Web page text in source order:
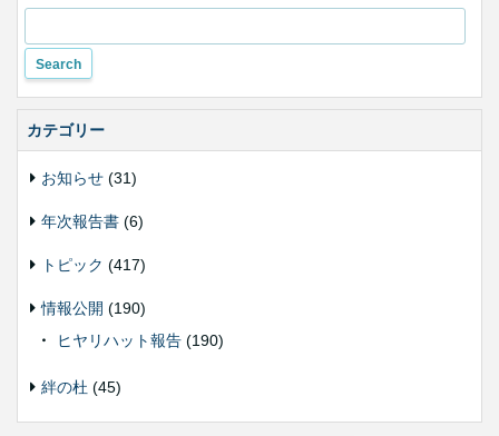
変
カテゴリー
お知らせ (31)
年次報告書 (6)
トピック (417)
情報公開 (190)
ヒヤリハット報告 (190)
絆の杜 (45)